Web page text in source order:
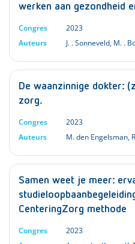
werken aan gezondheid
Congres
2023
Auteurs
J. . Sonneveld, M. .
De waanzinnige dokter:
zorg.
Congres
2023
Auteurs
M. den Engelsman,
Samen weet je meer:
CenteringZorg methode
Congres
2023